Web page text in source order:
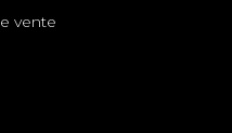
vente